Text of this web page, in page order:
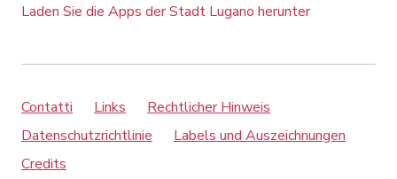
Laden Sie die Apps der Stadt Lugano herunter
Contatti Links
Rechtlicher Hinweis
Datenschutzrichtlinie
Labels und Auszeichnungen
Credits